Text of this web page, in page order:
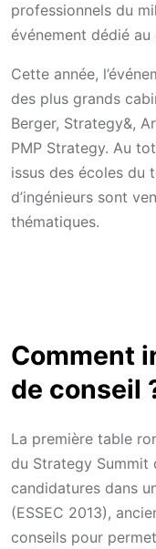
professionnels du
événement dédié
Cette année,
des plus grands
Berger, Strategy&,
PMP Strategy. Au
issus des écoles du
d’ingénieurs sont
thématiques.
Comment
de conseil
La première table
du Strategy
candidatures dans
(ESSEC 2013),
conseils pour